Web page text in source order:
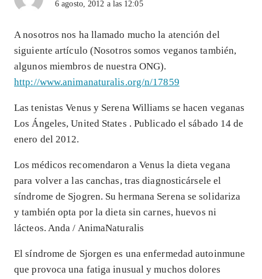
6 agosto, 2012 a las 12:05
A nosotros nos ha llamado mucho la atención del
siguiente artículo (Nosotros somos veganos también,
algunos miembros de nuestra ONG).
http://www.animanaturalis.org/n/17859
Las tenistas Venus y Serena Williams se hacen veganas
Los Ángeles, United States . Publicado el sábado 14 de
enero del 2012.
Los médicos recomendaron a Venus la dieta vegana
para volver a las canchas, tras diagnosticársele el
síndrome de Sjogren. Su hermana Serena se solidariza
y también opta por la dieta sin carnes, huevos ni
lácteos. Anda / AnimaNaturalis
El síndrome de Sjorgen es una enfermedad autoinmune
que provoca una fatiga inusual y muchos dolores